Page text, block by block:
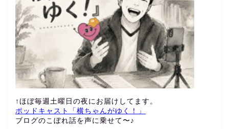
↑ほぼ毎週土曜日の夜にお届けしてます。
ポッドキャスト「横ちゃんがゆく！」
ブログのこぼれ話を声に乗せて〜♪